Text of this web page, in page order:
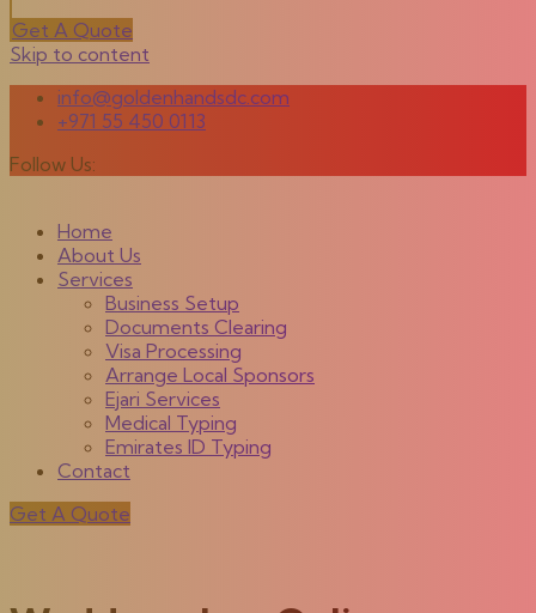
Get A Quote
Skip to content
info@goldenhandsdc.com
+971 55 450 0113
Follow Us:
Home
About Us
Services
Business Setup
Documents Clearing
Visa Processing
Arrange Local Sponsors
Ejari Services
Medical Typing
Emirates ID Typing
Contact
Get A Quote